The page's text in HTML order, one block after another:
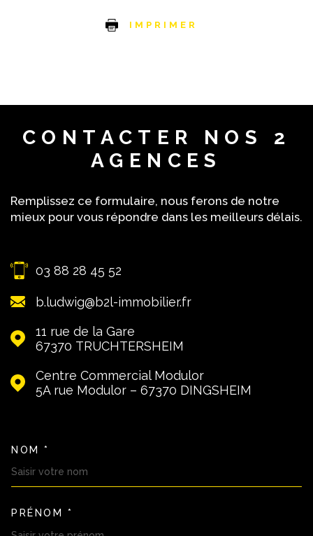
IMPRIMER
CONTACTER NOS 2
AGENCES
Remplissez ce formulaire, nous ferons de notre
mieux pour vous répondre dans les meilleurs délais.
03 88 28 45 52
b.ludwig@b2l-immobilier.fr
11 rue de la Gare
67370
TRUCHTERSHEIM
Centre Commercial Modulor
5A rue Modulor – 67370
DINGSHEIM
NOM *
PRÉNOM *